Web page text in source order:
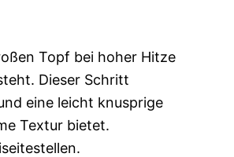
Topf bei hoher Hitze
Dieser Schritt
eine leicht knusprige
Textur bietet.